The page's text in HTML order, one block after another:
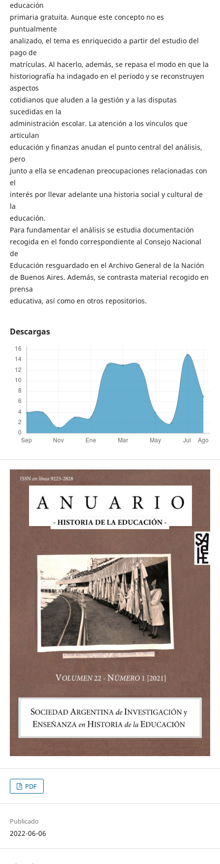
educación
primaria gratuita. Aunque este concepto no es
puntualmente
analizado, el tema es enriquecido a partir del estudio del
pago de
matrículas. Al hacerlo, además, se repasa el modo en que la
historiografía ha indagado en el período y se reconstruyen
aspectos
cotidianos que aluden a la gestión y a las disputas
sucedidas en la
administración escolar. La atención a los vínculos que
articulan
educación y finanzas anudan el punto central del análisis,
pero
junto a ella se encadenan preocupaciones relacionadas con
el
interés por llevar adelante una historia social y cultural de
la
educación.
Para fundamentar el análisis se estudia documentación
recogida en el fondo correspondiente al Consejo Nacional
de
Educación resguardado en el Archivo General de la Nación
de Buenos Aires. Además, se contrasta material recogido en
prensa
educativa, así como en otros repositorios.
Descargas
PDF
Publicado
2022-06-06